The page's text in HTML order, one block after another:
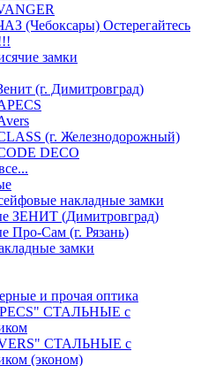
(Чебоксары) Остерегайтесь
замки
(г. Димитровград)
(г. Железнодорожный)
DECO
накладные замки
ЗЕНИТ (Димитровград)
Про-Сам (г. Рязань)
замки
и прочая оптика
СТАЛЬНЫЕ с
СТАЛЬНЫЕ с
(эконом)